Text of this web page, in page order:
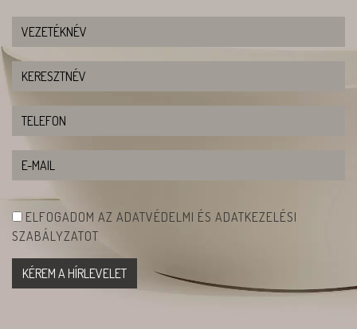
ELFOGADOM AZ ADATVÉDELMI ÉS ADATKEZELÉSI
SZABÁLYZATOT